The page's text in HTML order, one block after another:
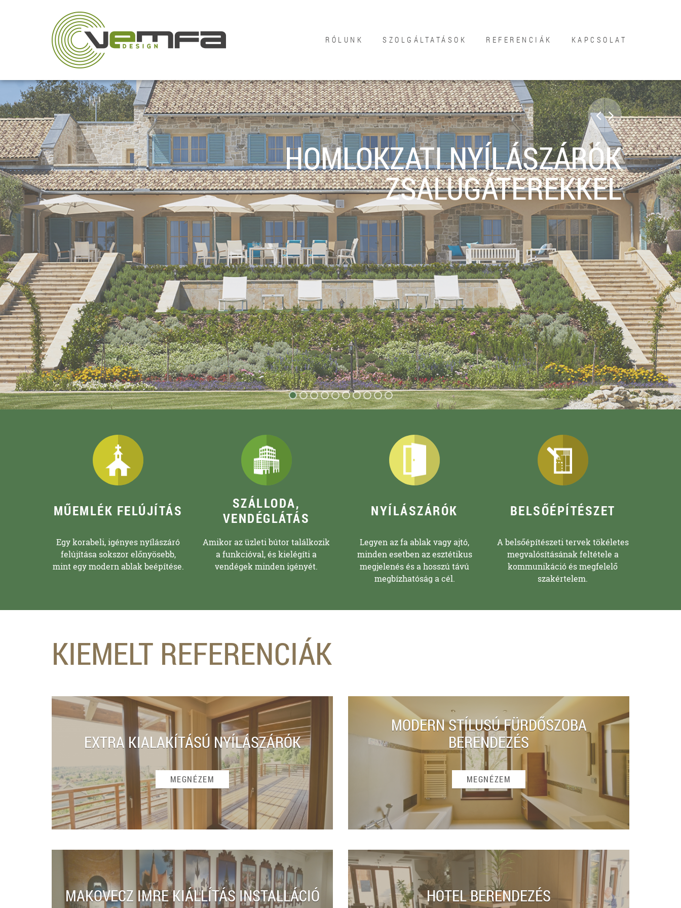
RÓLUNK SZOLGÁLTATÁSOK REFERENCIÁK KAPCSOLAT
HOMLOKZATI NYÍLÁSZÁRÓK
ZSALUGÁTEREKKEL
MŰEMLÉK FELÚJÍTÁS
Egy korabeli, igényes nyílászáró
felújítása sokszor előnyösebb,
mint egy modern ablak beépítése.
SZÁLLODA,
VENDÉGLÁTÁS
Amikor az üzleti bútor találkozik
a funkcióval, és kielégíti a
vendégek minden igényét.
NYÍLÁSZÁRÓK
Legyen az fa ablak vagy ajtó,
minden esetben az esztétikus
megjelenés és a hosszú távú
megbízhatóság a cél.
BELSŐÉPÍTÉSZET
A belsőépítészeti tervek tökéletes
megvalósításának feltétele a
kommunikáció és megfelelő
szakértelem.
KIEMELT REFERENCIÁK
EXTRA KIALAKÍTÁSÚ NYÍLÁSZÁRÓK
MEGNÉZEM
MODERN STÍLUSÚ FÜRDŐSZOBA
BERENDEZÉS
MEGNÉZEM
MAKOVECZ IMRE KIÁLLÍTÁS INSTALLÁCIÓ HOTEL BERENDEZÉS